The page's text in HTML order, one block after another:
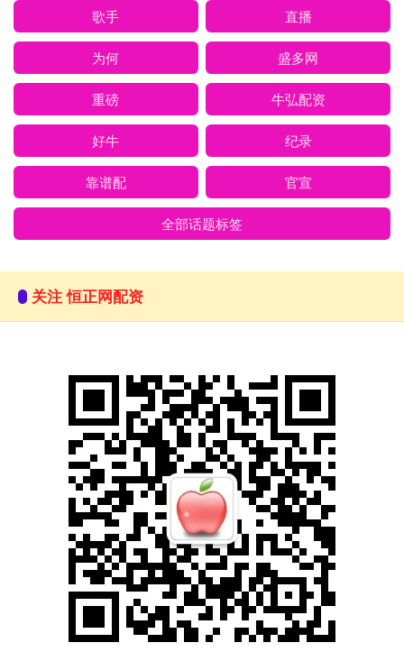
歌手 直播
为何 盛多网
重磅 牛弘配资
好牛 纪录
靠谱配 官宣
全部话题标签
关注 恒正网配资